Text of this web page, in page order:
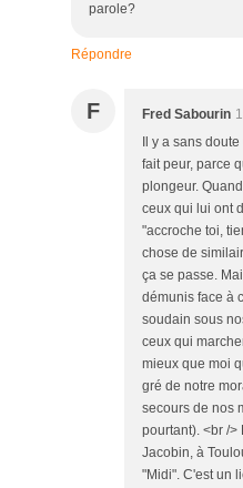
parole?
Répondre
F Fred Sabourin
Il y a sans
fait peur, parce
plongeur.
ceux qui lui ont
"accroche toi,
chose de
ça se passe.
démunis face à
soudain sous
ceux qui
mieux que moi
gré de notre
secours de nos
pourtant). <br />
Jacobin, à
"Midi". C'est un